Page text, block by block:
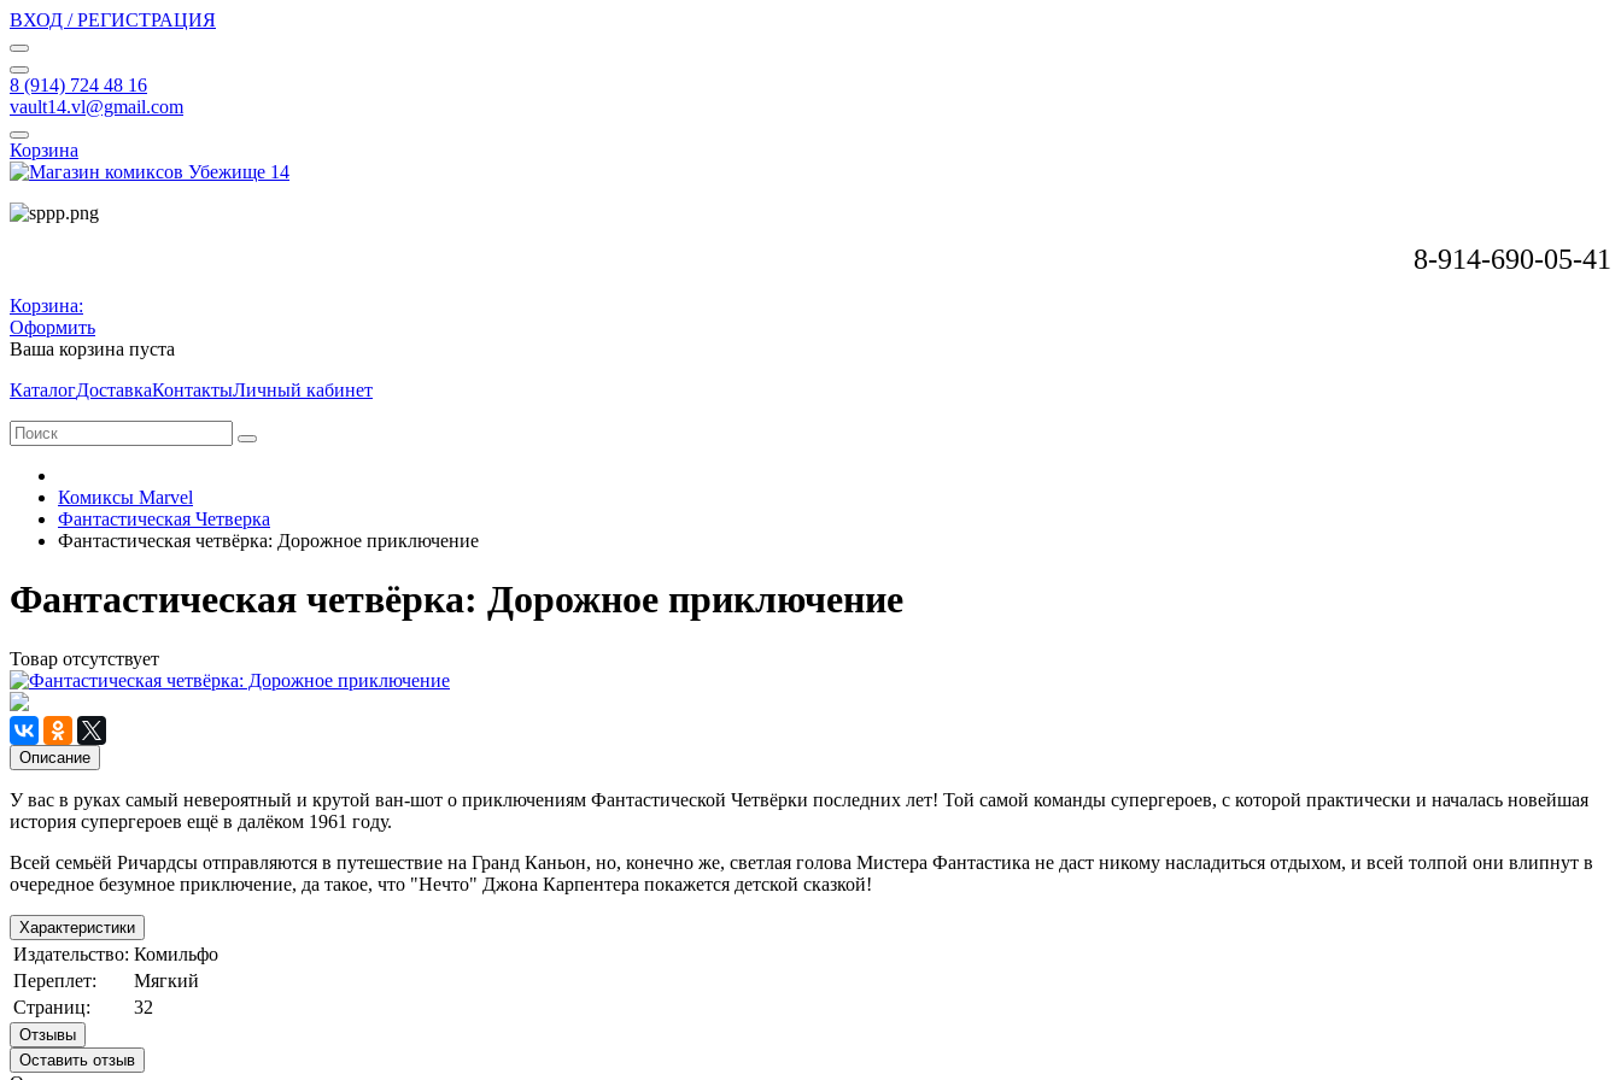
ВХОД / РЕГИСТРАЦИЯ
8 (914) 724 48 16
vault14.vl@gmail.com
Корзина
8-914-690-05-41
Корзина:
Оформить
Ваша корзина пуста
КаталогДоставкаКонтактыЛичный кабинет
Комиксы Marvel
Фантастическая Четверка
Фантастическая четвёрка: Дорожное приключение
Фантастическая четвёрка: Дорожное приключение
Товар отсутствует
Описание
У вас в руках самый невероятный и крутой ван-шот о приключениям Фантастической Четвёрки последних лет! Той самой команды супергероев, с которой практически и началась новейшая
история супергероев ещё в далёком 1961 году.
Всей семьёй Ричардсы отправляются в путешествие на Гранд Каньон, но, конечно же, светлая голова Мистера Фантастика не даст никому насладиться отдыхом, и всей толпой они влипнут в
очередное безумное приключение, да такое, что "Нечто" Джона Карпентера покажется детской сказкой!
Характеристики
Издательство: Комильфо
Переплет:
Мягкий
Страниц:
32
Отзывы
Оставить отзыв